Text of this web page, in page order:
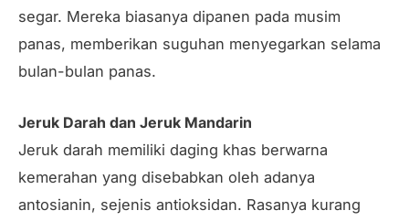
segar. Mereka biasanya dipanen pada musim
panas, memberikan suguhan menyegarkan selama
bulan-bulan panas.
Jeruk Darah dan Jeruk Mandarin
Jeruk darah memiliki daging khas berwarna
kemerahan yang disebabkan oleh adanya
antosianin, sejenis antioksidan. Rasanya kurang